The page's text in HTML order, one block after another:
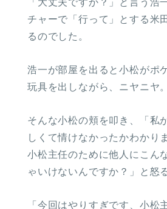
チャーで「行って」とする米
るのでした。
浩一が部屋を出ると小松がポ
玩具を出しながら、ニヤニヤ。
そんな小松の頬を叩き、「私
しくて情けなかったかわかり
小松主任のために他人にこん
ゃいけないんですか？」と怒
「今回はやりすぎです、小松